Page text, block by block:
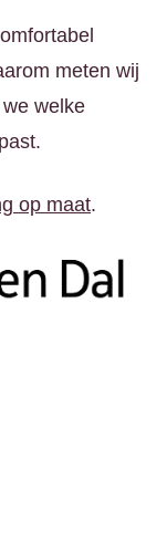
meten wij
welke
op maat.